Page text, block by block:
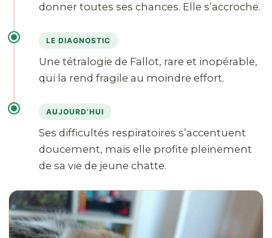
donner toutes ses chances. Elle s’accroche.
LE DIAGNOSTIC
Une tétralogie de Fallot, rare et inopérable,
qui la rend fragile au moindre effort.
AUJOURD’HUI
Ses difficultés respiratoires s’accentuent
doucement, mais elle profite pleinement
de sa vie de jeune chatte.